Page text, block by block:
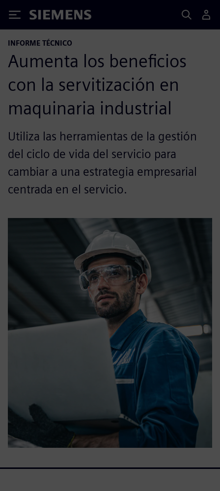
Siemens
INFORME TÉCNICO
Aumenta los beneficios
con la servitización en
maquinaria industrial
Utiliza las herramientas de la gestión
del ciclo de vida del servicio para
cambiar a una estrategia empresarial
centrada en el servicio.